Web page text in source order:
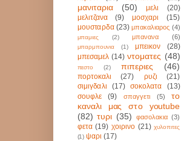
μανιταρια (50) μελι
(20)
μελιτζανα
(9) μοσχαρι
(15)
μουσταρδα (23) μπακαλιαρος (4)
μπαμιες (2) μπανανα (6)
μπαρμπουνια (1) μπεικον
(28)
μπεσαμελ (14) ντοματες (48)
πεστο (2) πιπεριες (46)
πορτοκαλι (27) ρυζι
(21)
σιμιγδαλι
(17) σοκολατα
(13)
σουφλε
(9) σπαγγετι (5)
το
καναλι μας στο youtube
(82) τυρι (35) φασολακια (3)
φετα (19) χοιρινο (21) χυλοπιτες
(1) ψαρι (17)